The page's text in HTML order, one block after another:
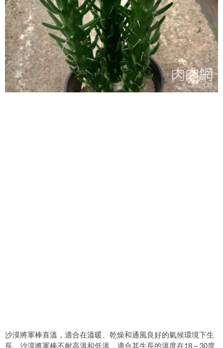
沙漠將軍棒喜溫，適合在溫暖、乾燥和通風良好的氣候環境下生
長。沙漠將軍棒不耐高溫和低溫，適合其生長的溫度在18～30度